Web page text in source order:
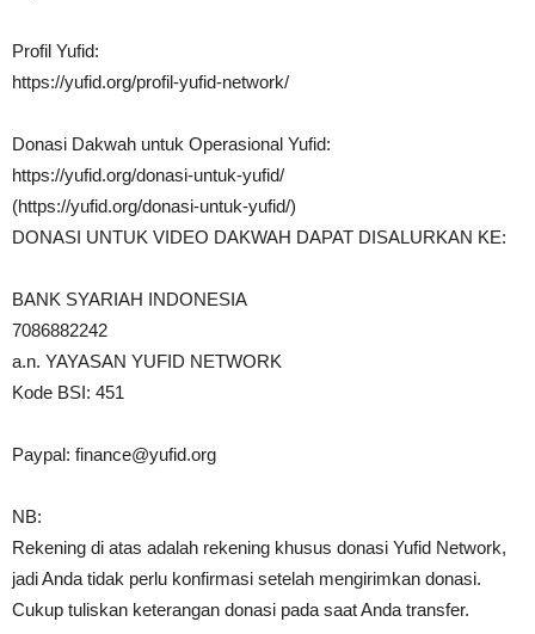
Profil Yufid:
https://yufid.org/profil-yufid-network/
Donasi Dakwah untuk Operasional Yufid:
https://yufid.org/donasi-untuk-yufid/
(https://yufid.org/donasi-untuk-yufid/)
DONASI UNTUK VIDEO DAKWAH DAPAT DISALURKAN KE:
BANK SYARIAH INDONESIA
7086882242
a.n. YAYASAN YUFID NETWORK
Kode BSI: 451
Paypal: finance@yufid.org
NB:
Rekening di atas adalah rekening khusus donasi Yufid Network,
jadi Anda tidak perlu konfirmasi setelah mengirimkan donasi.
Cukup tuliskan keterangan donasi pada saat Anda transfer.